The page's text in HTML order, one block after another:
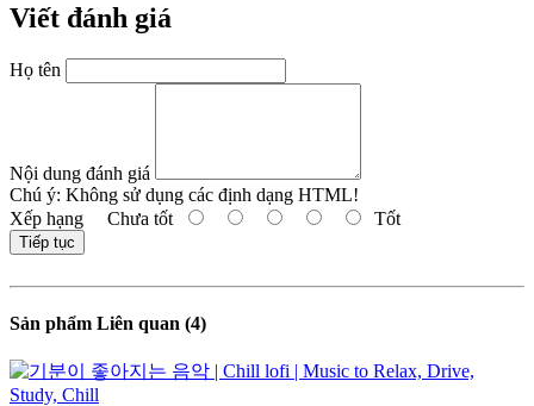
Viết đánh giá
Họ tên
Nội dung đánh giá
Chú ý: Không sử dụng các định dạng HTML!
Xếp hạng Chưa tốt Tốt
Tiếp tục
Sản phẩm Liên quan (4)